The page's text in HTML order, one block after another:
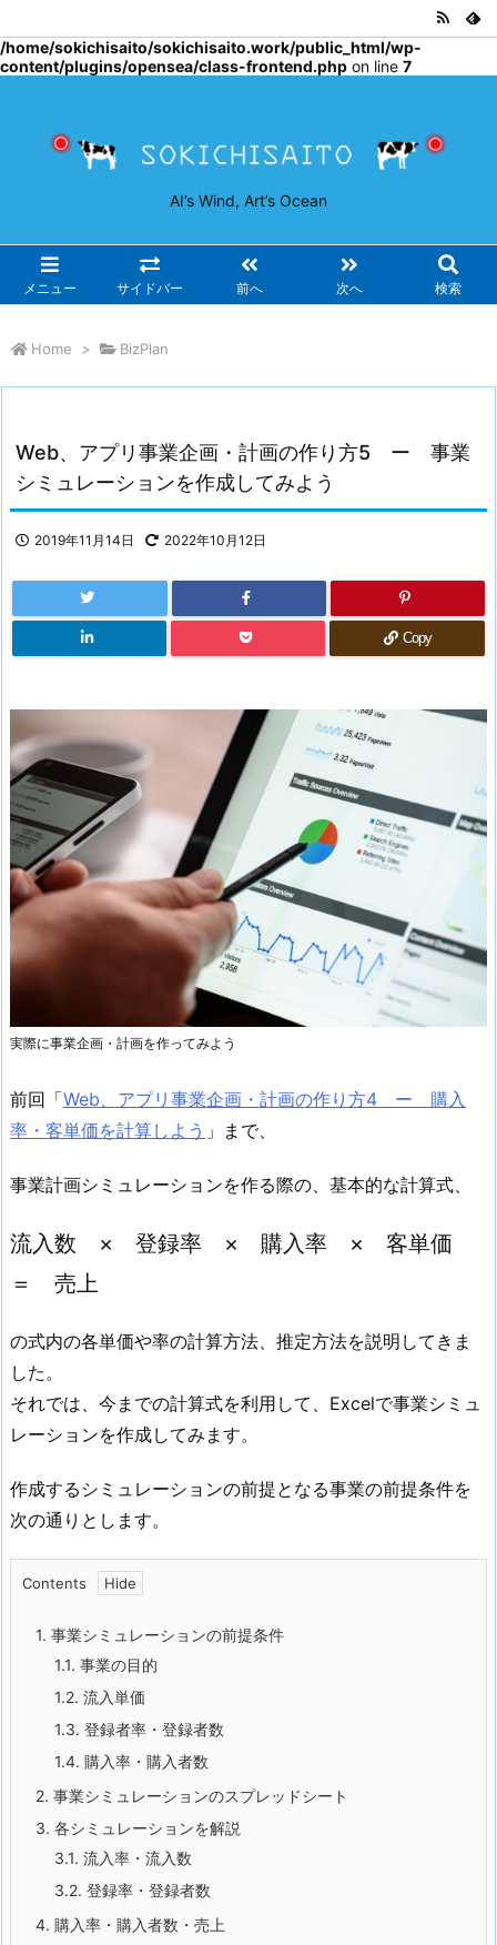
/home/sokichisaito/sokichisaito.work/public_html/wp-
content/plugins/opensea/class-frontend.php on line 7
AI’s Wind, Art’s Ocean
メニュー サイドバー 前へ 次へ 検索
Home > BizPlan
Web、アプリ事業企画・計画の作り方5 ー 事業
シミュレーションを作成してみよう
2019年11月14日 2022年10月12日
Copy
実際に事業企画・計画を作ってみよう
前回「Web、アプリ事業企画・計画の作り方4 ー 購入
率・客単価を計算しよう 」まで、
事業計画シミュレーションを作る際の、基本的な計算式、
流入数 × 登録率 × 購入率 × 客単価
＝ 売上
の式内の各単価や率の計算方法、推定方法を説明してきま
した。
それでは、今までの計算式を利用して、Excelで事業シミュ
レーションを作成してみます。
作成するシミュレーションの前提となる事業の前提条件を
次の通りとします。
Contents
1. 事業シミュレーションの前提条件
1.1. 事業の目的
1.2. 流入単価
1.3. 登録者率・登録者数
1.4. 購入率・購入者数
2. 事業シミュレーションのスプレッドシート
3. 各シミュレーションを解説
3.1. 流入率・流入数
3.2. 登録率・登録者数
4. 購入率・購入者数・売上